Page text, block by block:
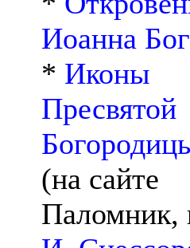
Иоанна
* Иконы
Пресвятой
(на сайте
Паломник,